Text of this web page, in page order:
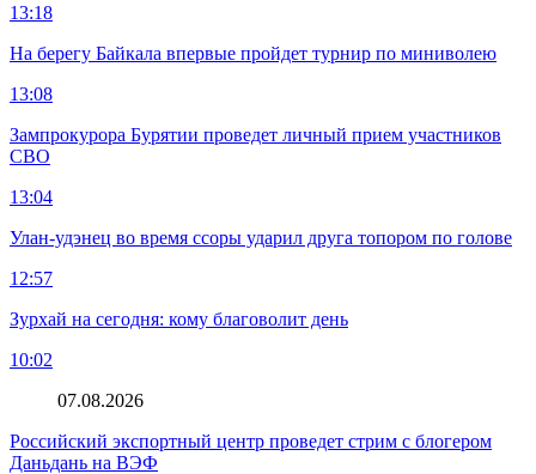
13:18
На берегу Байкала впервые пройдет турнир по миниволею
13:08
Зампрокурора Бурятии проведет личный прием участников
СВО
13:04
Улан-удэнец во время ссоры ударил друга топором по голове
12:57
Зурхай на сегодня: кому благоволит день
10:02
07.08.2026
Российский экспортный центр проведет стрим с блогером
Даньдань на ВЭФ